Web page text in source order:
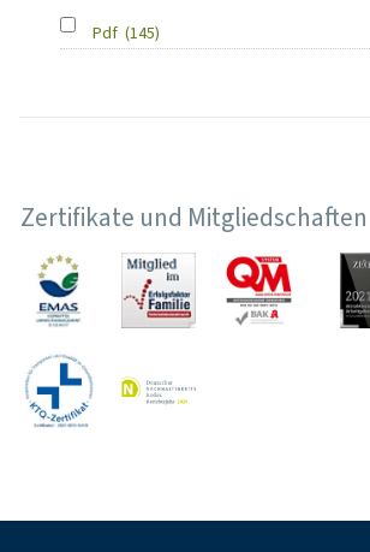
Pdf (145)
Zertifikate und Mitgliedschaften